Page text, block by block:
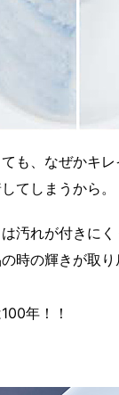
も、なぜかキレ
てしまうから。
汚れが付きに
時の輝きが取
年！！